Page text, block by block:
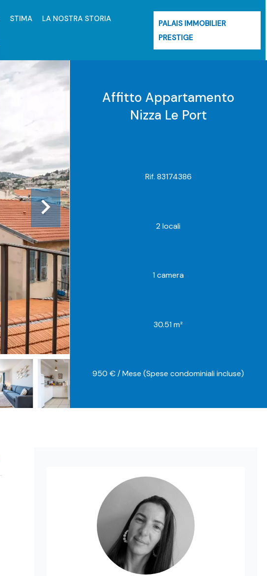
STIMA LA NOSTRA STORIA
PALAIS IMMOBILIER
PRESTIGE
Affitto Appartamento
Nizza Le Port
Rif. 83174386
2 locali
1 camera
30.51 m²
950 € / Mese (Spese condominiali incluse)